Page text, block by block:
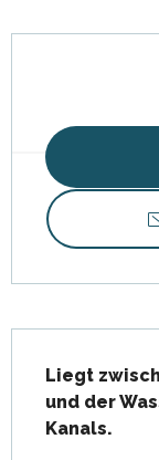
Liegt
und der
Kanals.